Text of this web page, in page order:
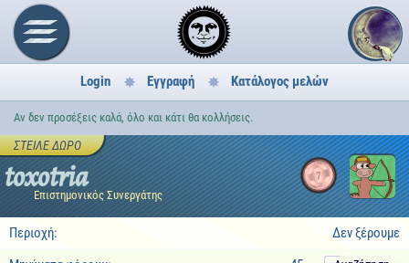
Login Εγγραφή Κατάλογος μελών
Αν δεν προσέξεις καλά, όλο και κάτι θα κολλήσεις.
toxotria
Επιστημονικός Συνεργάτης
7
ΣΤΕΊΛΕ ΔΏΡΟ
Περιοχή:
Δεν ξέρουμε